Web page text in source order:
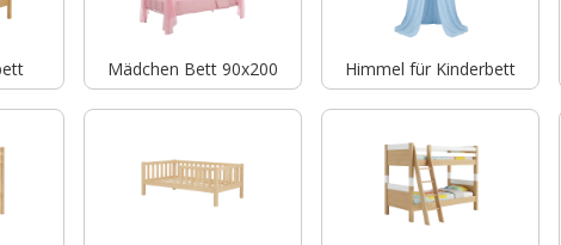
Mädchen Bett 90x200 Himmel für Kinderbett